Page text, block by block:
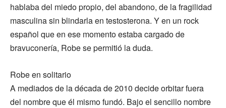
hablaba del miedo propio, del abandono, de la fragilidad
masculina sin blindarla en testosterona. Y en un rock
español que en ese momento estaba cargado de
bravuconería, Robe se permitió la duda.
Robe en solitario
A mediados de la década de 2010 decide orbitar fuera
del nombre que él mismo fundó. Bajo el sencillo nombre